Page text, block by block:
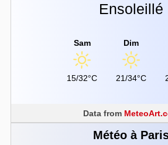
Ensoleillé
Sam
15/32°C
Dim
21/34°C
Data from
Météo à